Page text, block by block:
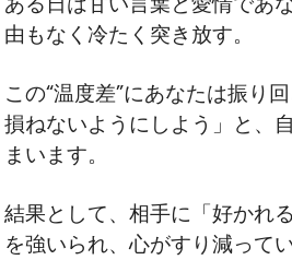
由もなく冷たく突き放す。
この“温度差”にあなたは振り
損ねないようにしよう」と、
まいます。
結果として、相手に「好かれ
を強いられ、心がすり減って